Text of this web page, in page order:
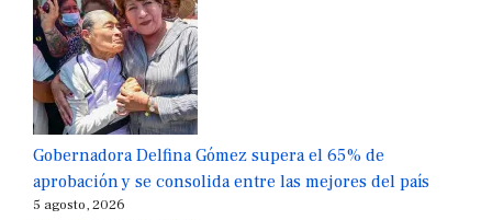
Gobernadora Delfina Gómez supera el 65% de
aprobación y se consolida entre las mejores del país
5 agosto, 2026